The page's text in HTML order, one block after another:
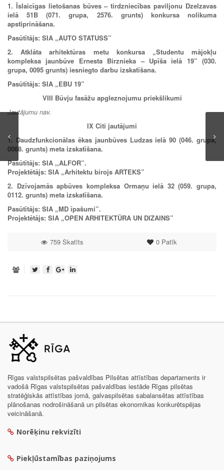
1. Īslaicīgas lietošanas būves – tirdzniecības paviljonu Dzelzavas
ielā 51B (071. grupa, 2576. grunts) konkursa nolikuma
apstiprināšana.
Pasūtītājs: SIA „AUTO STATUSS”
2. Atklāta arhitektūras metu konkursa „Studentu mājokļu
kompleksa jaunbūve Ernesta Birznieka – Upīša ielā 19” (030.
grupa, 0095 grunts) iesniegto darbu izskatīšana.
Pasūtītājs: SIA „EBU 19”
VIII Būvju fasāžu apgleznojumu priekšlikumi
Jautājumu nav.
IX Citi jautājumi
1. Daudzfunkcionālas ēkas jaunbūves Ludzas ielā 90 (046. grupa,
0068. grunts) meta izskatīšana.
Pasūtītājs: SIA ,,ALFOR”.
Projektētājs: SIA „Arhitektu birojs ARTEKS”
2. Dzīvojamās apbūves kompleksa Ormaņu ielā 32 (059. grupa,
0112. grunts) meta izskatīšana.
Pasūtītājs: SIA „MD īpašumi”.
Projektētājs: SIA „OPEN ARHITEKTŪRA UN DIZAINS”
0Patīk
759 Skatīts
Rīgas valstspilsētas pašvaldības Pilsētas attīstības departaments ir
vadošā Rīgas valstspilsētas pašvaldības iestāde Rīgas pilsētas
stratēģiskās attīstības jomā, galvaspilsētas sabalansētas attīstības
plānošanas nodrošināšanā un pilsētas ekonomikas konkurētspējas
veicināšanā.
Norēķinu rekvizīti
Piekļūstamības paziņojums